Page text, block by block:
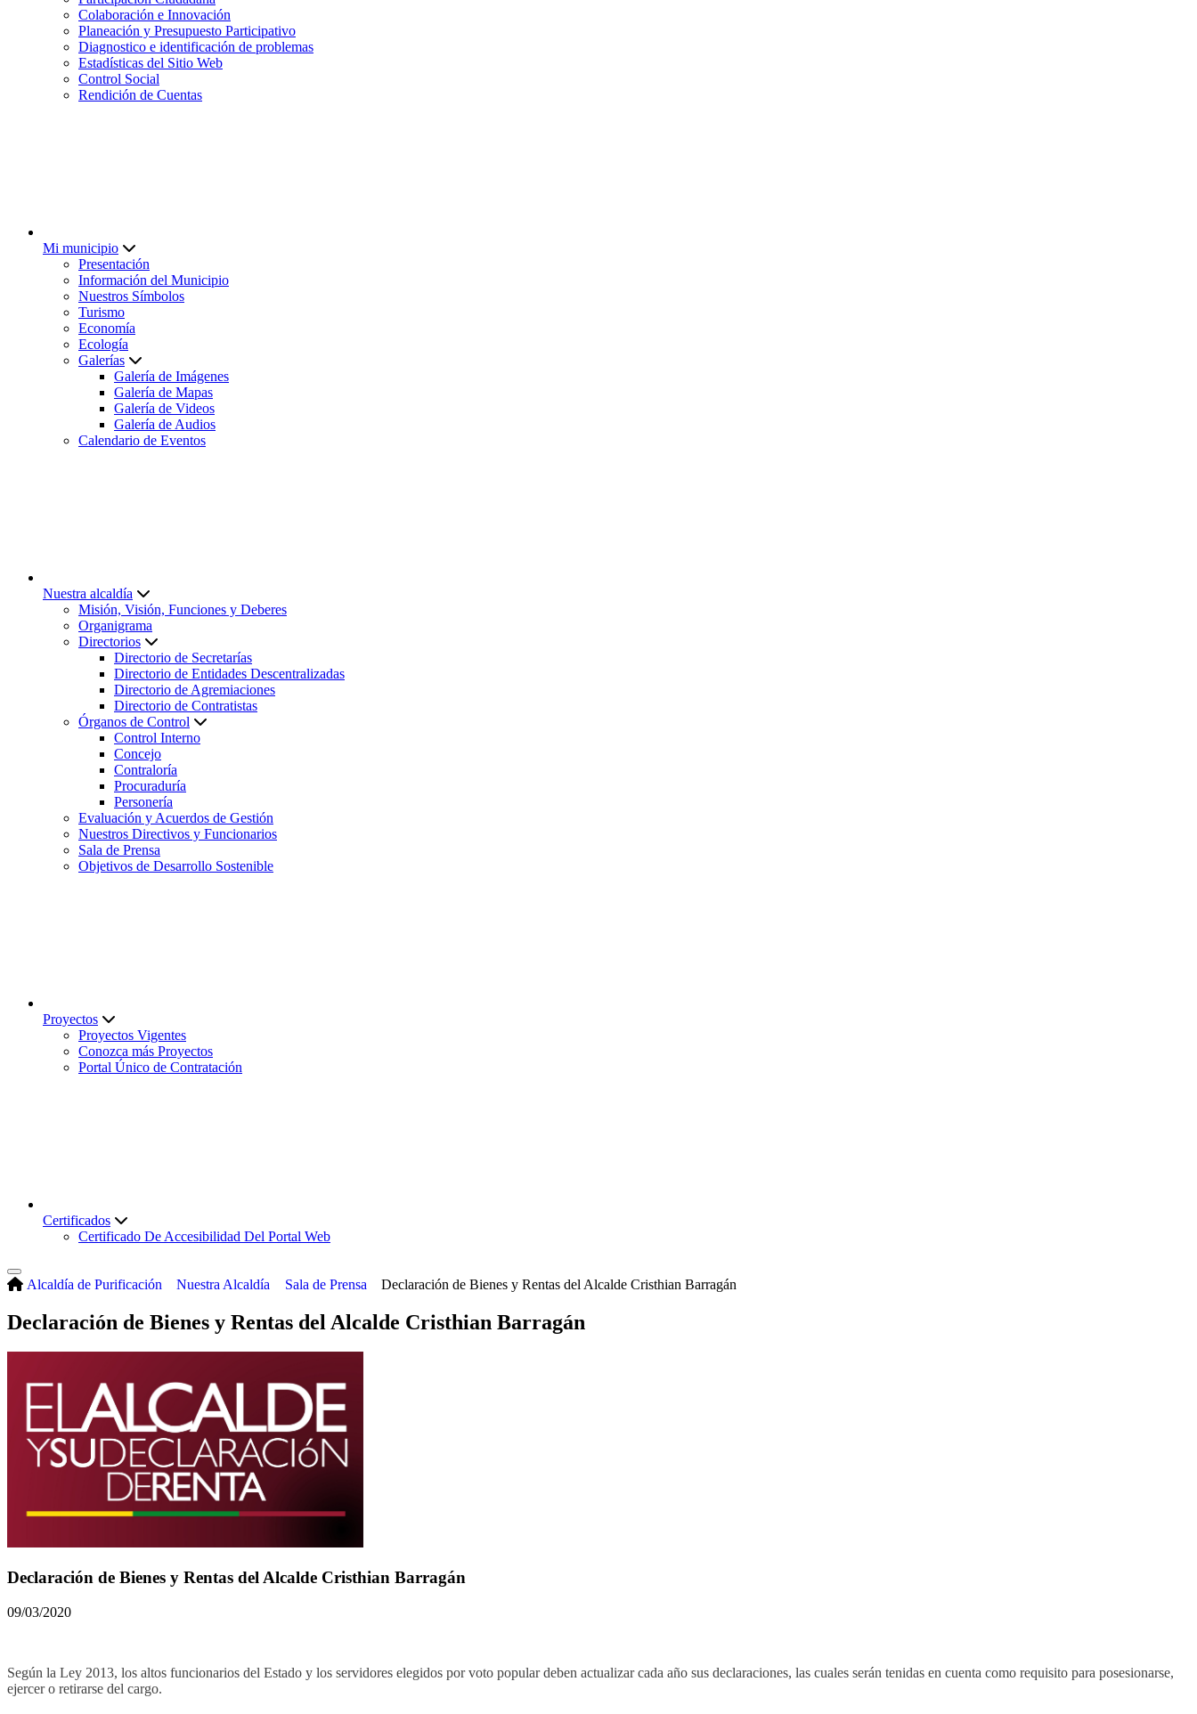
Colaboración e Innovación
Planeación y Presupuesto Participativo
Diagnostico e identificación de problemas
Estadísticas del Sitio Web
Control Social
Rendición de Cuentas
Mi municipio
Presentación
Información del Municipio
Nuestros Símbolos
Turismo
Economía
Ecología
Galerías
Galería de Imágenes
Galería de Mapas
Galería de Videos
Galería de Audios
Calendario de Eventos
Nuestra alcaldía
Misión, Visión, Funciones y Deberes
Organigrama
Directorios
Directorio de Secretarías
Directorio de Entidades Descentralizadas
Directorio de Agremiaciones
Directorio de Contratistas
Órganos de Control
Control Interno
Concejo
Contraloría
Procuraduría
Personería
Evaluación y Acuerdos de Gestión
Nuestros Directivos y Funcionarios
Sala de Prensa
Objetivos de Desarrollo Sostenible
Proyectos
Proyectos Vigentes
Conozca más Proyectos
Portal Único de Contratación
Certificados
Certificado De Accesibilidad Del Portal Web
Alcaldía de Purificación Nuestra Alcaldía Sala de Prensa Declaración de Bienes y Rentas del Alcalde Cristhian Barragán
Declaración de Bienes y Rentas del Alcalde Cristhian Barragán
Declaración de Bienes y Rentas del Alcalde Cristhian Barragán
09/03/2020
Según la Ley 2013, los altos funcionarios del Estado y los servidores elegidos por voto popular deben actualizar cada año sus declaraciones, las cuales serán tenidas en cuenta como requisito para posesionarse,